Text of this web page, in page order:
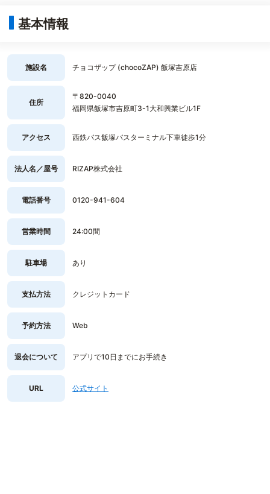
基本情報
施設名 チョコザップ (chocoZAP) 飯塚吉原店
住所
〒820-0040
福岡県飯塚市吉原町3-1大和興業ビル1F
アクセス 西鉄バス飯塚バスターミナル下車徒歩1分
法人名／屋号 RIZAP株式会社
電話番号 0120-941-604
営業時間 24:00間
駐車場 あり
支払方法 クレジットカード
予約方法 Web
退会について アプリで10日までにお手続き
URL 公式サイト